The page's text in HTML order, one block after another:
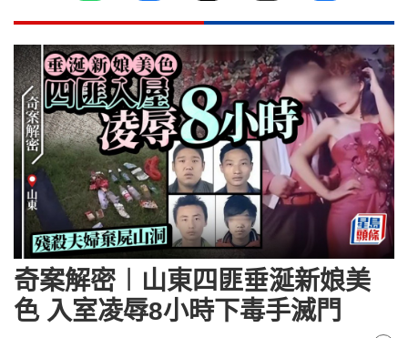
奇案解密︱山東四匪垂涎新娘美
色 入室凌辱8小時下毒手滅門